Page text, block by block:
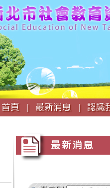
首頁 | 最新消息 | 認識
最新消息